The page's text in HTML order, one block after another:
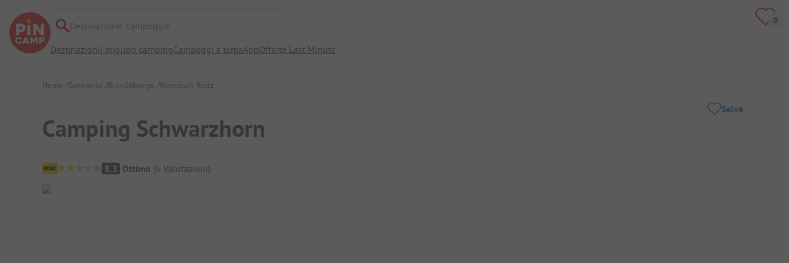
Destinazione, campeggio
DestinazioniI migliori campingCampeggi a temaAppOfferte Last Minute
Home Germania Brandeburgo Wendisch Rietz
Camping Schwarzhorn
Salva
Panoramica del campeggio
8.3 Ottimo (6 Valutazioni)